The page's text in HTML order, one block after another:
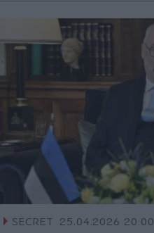
SECRET
25.04.2026 20:00